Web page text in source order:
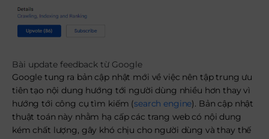
Bài update feedback từ Google
Google tung ra bản cập nhật mới về việc nên tập trung ưu
tiên tạo nội dung hướng tới người dùng nhiều hơn thay vì
hướng tới công cụ tìm kiếm (search engine). Bản cập nhật
thuật toán này nhằm hạ cấp các trang web có nội dung
kém chất lượng, gây khó chịu cho người dùng và thay thế